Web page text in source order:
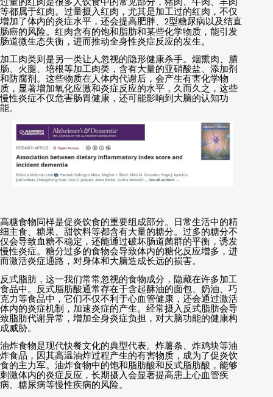
等都属于红肉。过量摄入红肉，尤其是加工过的红肉，不仅
增加了体内的炎症水平，还会提高肥胖、 2型糖尿病以及结直
肠癌的风险。红肉含有的饱和脂肪和某些化学物质，能引发
肠道微生态失衡，进而推动全身性炎症反应的发生。
加工肉类则是另一类让人忽视的隐形健康杀手。烟熏肉、腊
肠、火腿、培根等加工肉类，含有大量的亚硝酸盐、添加剂
和防腐剂。这些物质在人体内代谢后，会产生有害化学物
质，显著增加氧化应激和炎症反应的水平，久而久之，这些
慢性炎症不仅危害肠胃健康，还可能影响到大脑的认知功
能。
高糖食物同样是促炎饮食的重要组成部分。日常生活中的精
细主食、糖果、甜饮料等都含有大量的糖分。过多的糖分不
仅会导致血糖不稳定，还能通过破坏肠道菌群的平衡，诱发
慢性炎症。糖分过多的食物会导致体内的糖化反应增多，进
而激活炎症通路，对身体和大脑造成长远的损害。
反式脂肪，这一我们常常忽视的食物成分，隐藏在许多加工
食品中。反式脂肪酸通常存在于含起酥油的面包、奶油、巧
克力等食品中，它们不仅不利于心血管健康，还会通过激活
体内的炎症机制，加速炎症的产生。经常摄入反式脂肪会导
致脂肪代谢异常，增加全身炎症负担，对大脑功能的健康构
成威胁。
油炸食物是现代快餐文化的典型代表。炸薯条、炸鸡块等油
炸食品，因其高温油炸过程产生的有害物质，成为了促炎饮
食的主力军。油炸食物中的饱和脂肪酸和反式脂肪酸，能够
刺激体内的炎症反应，长期摄入会显著提高患上心血管疾
病、糖尿病等慢性疾病的风险。